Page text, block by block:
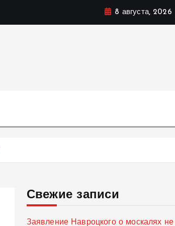
8 августа, 2026
Свежие записи
Заявление Навроцкого о москалях не